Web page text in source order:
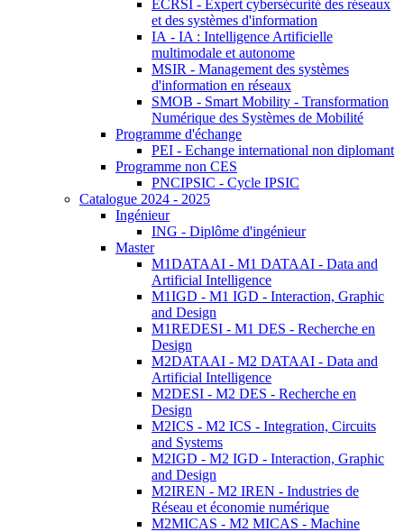
ECRSI - Expert cybersécurité des réseaux
et des systèmes d'information
IA - IA : Intelligence Artificielle
multimodale et autonome
MSIR - Management des systèmes
d'information en réseaux
SMOB - Smart Mobility - Transformation
Numérique des Systèmes de Mobilité
Programme d'échange
PEI - Echange international non diplomant
Programme non CES
PNCIPSIC - Cycle IPSIC
Catalogue 2024 - 2025
Ingénieur
ING - Diplôme d'ingénieur
Master
M1DATAAI - M1 DATAAI - Data and
Artificial Intelligence
M1IGD - M1 IGD - Interaction, Graphic
and Design
M1REDESI - M1 DES - Recherche en
Design
M2DATAAI - M2 DATAAI - Data and
Artificial Intelligence
M2DESI - M2 DES - Recherche en
Design
M2ICS - M2 ICS - Integration, Circuits
and Systems
M2IGD - M2 IGD - Interaction, Graphic
and Design
M2IREN - M2 IREN - Industries de
Réseau et économie numérique
M2MICAS - M2 MICAS - Machine